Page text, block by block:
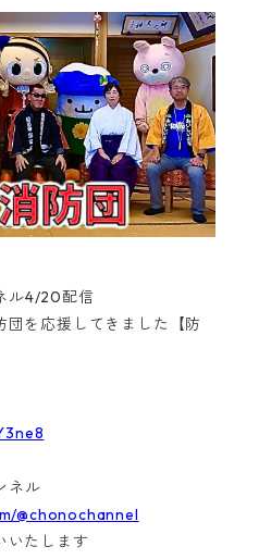
ル4/20配信
団を応援してきました【防
ネル
@chonochannel
いたします